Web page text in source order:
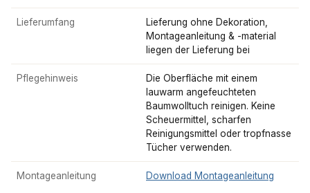
Lieferumfang
Lieferung ohne Dekoration,
Montageanleitung & -material
liegen der Lieferung bei
Pflegehinweis
Die Oberfläche mit einem
lauwarm angefeuchteten
Baumwolltuch reinigen. Keine
Scheuermittel, scharfen
Reinigungsmittel oder tropfnasse
Tücher verwenden.
Montageanleitung Download Montageanleitung